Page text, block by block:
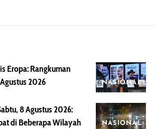
NASIONAL
Eropa: Rangkuman
2026
NASIONAL
8 Agustus 2026:
di Beberapa Wilayah